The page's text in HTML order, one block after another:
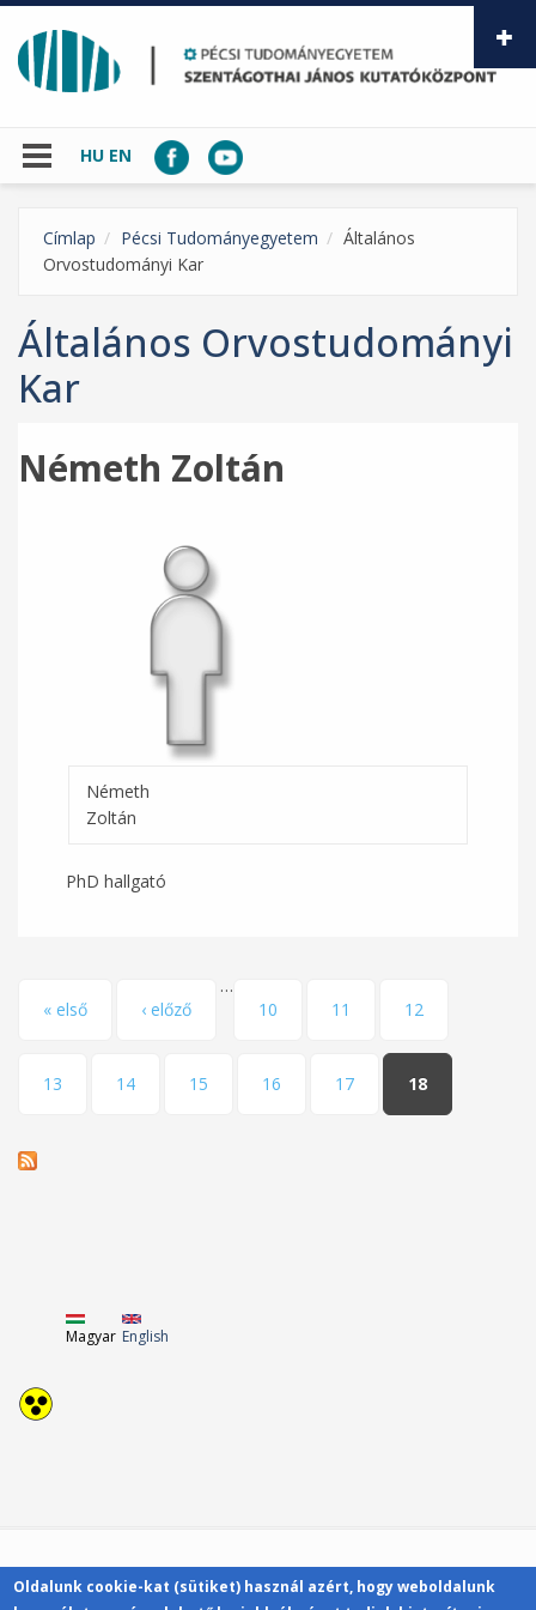
Ugrás a tartalomra
HU EN
Címlap Pécsi Tudományegyetem
Általános
Orvostudományi Kar
Általános Orvostudományi
Kar
Németh Zoltán
Németh
Zoltán
PhD hallgató
Oldalak
« első ‹ előző
…
10
11 12
13 14 15 16 17 18
Magyar English
Kapcsolat
Oldalunk cookie-kat (sütiket) használ azért, hogy weboldalunk